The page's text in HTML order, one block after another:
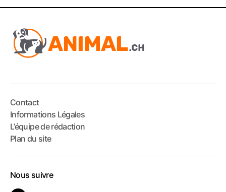
Contact
Informations Légales
L’équipe de rédaction
Plan du site
Nous suivre